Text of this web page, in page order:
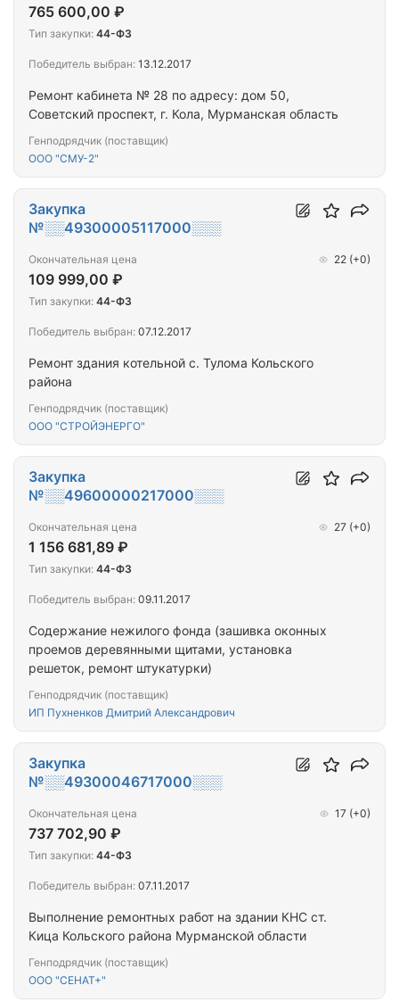
Ремонт кабинета № 28 по адресу: дом 50,
Советский проспект, г. Кола, Мурманская область
Генподрядчик (поставщик)
ООО "СМУ-2"
765 600,00 ₽
Тип закупки: 44-ФЗ
Победитель выбран: 13.12.2017
Ремонт здания котельной с. Тулома Кольского
района
Генподрядчик (поставщик)
ООО "СТРОЙЭНЕРГО"
Закупка
№░░49300005117000░░░
Окончательная цена
109 999,00 ₽
22 (+0)
Тип закупки: 44-ФЗ
Победитель выбран: 07.12.2017
Содержание нежилого фонда (зашивка оконных
проемов деревянными щитами, установка
решеток, ремонт штукатурки)
Генподрядчик (поставщик)
ИП Пухненков Дмитрий Александрович
Закупка
№░░49600000217000░░░
Окончательная цена
1 156 681,89 ₽
27 (+0)
Тип закупки: 44-ФЗ
Победитель выбран: 09.11.2017
Выполнение ремонтных работ на здании КНС ст.
Кица Кольского района Мурманской области
Генподрядчик (поставщик)
ООО "СЕНАТ+"
Закупка
№░░49300046717000░░░
Окончательная цена
737 702,90 ₽
17 (+0)
Тип закупки: 44-ФЗ
Победитель выбран: 07.11.2017